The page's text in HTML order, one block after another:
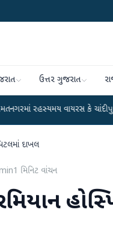
ઉત્તર ગુજરાત
વાયરસ કે ચાંદીપુરા? 6 બાળકોના
દાખલ
1 મિનિટ વાંચન